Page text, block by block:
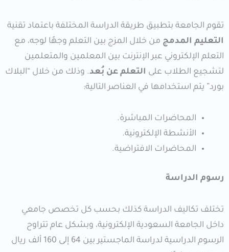
تقوم الجامعة بتطبيق طريقة الدراسة المختلفة باعتماد تقنية
التعليم المدمج من خلال المزج بين التعلم وجهًا لوجه، مع
التعلم الإلكتروني عبر الإنترنت بين المعلمين والمتعلمين
لتشجيع الطلاب على التعلم عن بُعد. وذلك من خلال “البلاك
بورد” يتم استخدامها في العناصر التالية:
المحاضرات المباشرة.
الأنشطة الإلكترونية.
المحاضرات الافتراضية.
رسوم الدراسة
تختلف تكاليف الدراسة كذلك بحسب كل تخصص جامعي
داخل الجامعة السعودية الإلكترونية، وبشكل عام تتراوح
الرسوم الدراسية لدراسة الماجستير بين 64 إلى 160 ألف ريال